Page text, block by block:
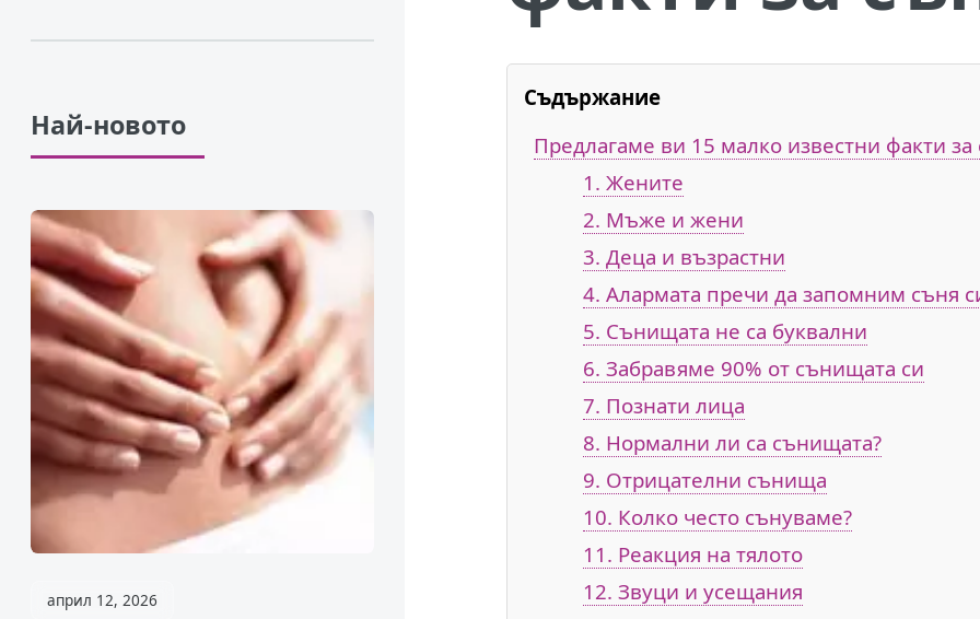
Съдържание
Предлагаме ви 15 малко известни факти
1. Жените
2. Мъже и жени
3. Деца и възрастни
4. Алармата пречи да запомним съня
5. Сънищата не са буквални
6. Забравяме 90% от сънищата си
7. Познати лица
8. Нормални ли са сънищата?
9. Отрицателни сънища
10. Колко често сънуваме?
11. Реакция на тялото
12. Звуци и усещания
Най-новото
април 12, 2026